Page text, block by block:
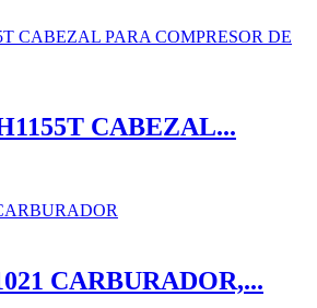
CABEZAL...
CARBURADOR,...